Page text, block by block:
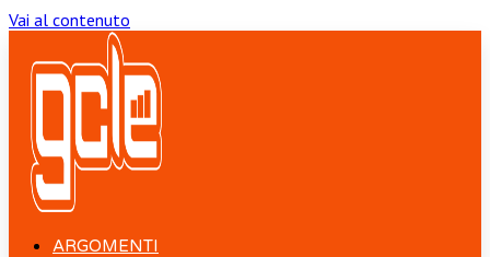
Vai al contenuto
ARGOMENTI